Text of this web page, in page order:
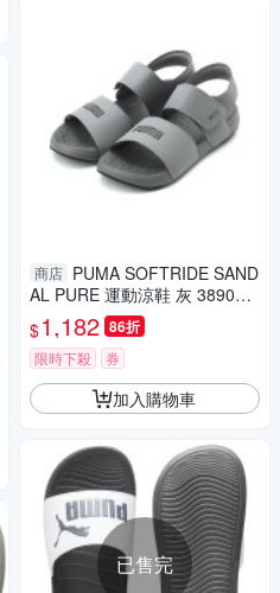
商店 PUMA SOFTRIDE SAND
AL PURE 運動涼鞋 灰 389083-
05 男鞋
$1,182 86折
限時下殺 券
加入購物車
已售完